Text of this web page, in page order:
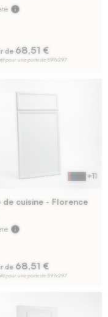
info
de 68,51 €
pour une porte de 597x297
de cuisine - Florence
info
de 68,51 €
pour une porte de 597x297
+11